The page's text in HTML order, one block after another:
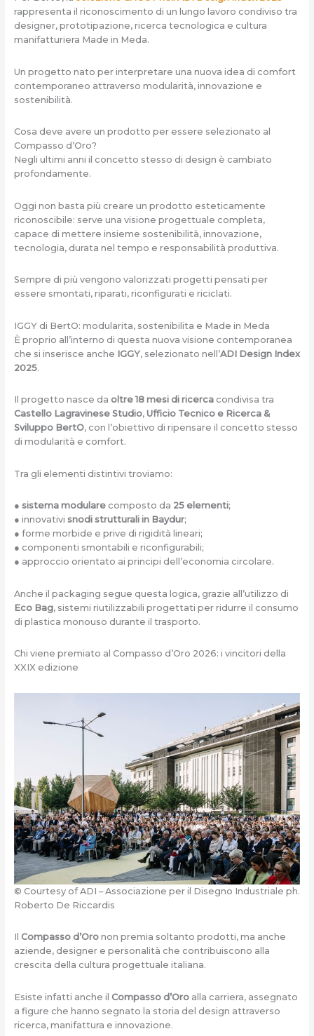
rappresenta il riconoscimento di un lungo lavoro condiviso tra
designer, prototipazione, ricerca tecnologica e cultura
manifatturiera Made in Meda.
Un progetto nato per interpretare una nuova idea di comfort
contemporaneo attraverso modularità, innovazione e
sostenibilità.
Cosa deve avere un prodotto per essere selezionato al
Compasso d’Oro?
Negli ultimi anni il concetto stesso di design è cambiato
profondamente.
Oggi non basta più creare un prodotto esteticamente
riconoscibile: serve una visione progettuale completa,
capace di mettere insieme sostenibilità, innovazione,
tecnologia, durata nel tempo e responsabilità produttiva.
Sempre di più vengono valorizzati progetti pensati per
essere smontati, riparati, riconfigurati e riciclati.
IGGY di BertO: modularita, sostenibilita e Made in Meda
È proprio all’interno di questa nuova visione contemporanea
che si inserisce anche IGGY, selezionato nell’ADI Design Index
2025.
Il progetto nasce da oltre 18 mesi di ricercacondivisa tra
Castello Lagravinese Studio, Ufficio Tecnico e Ricerca &
Sviluppo BertO, con l’obiettivo di ripensare il concetto stesso
di modularità e comfort.
Tra gli elementi distintivi troviamo:
● sistema modulare composto da 25 elementi;
● innovativi snodi strutturali in Baydur;
● forme morbide e prive di rigidità lineari;
● componenti smontabili e riconfigurabili;
● approccio orientato ai principi dell’economia circolare.
Anche il packaging segue questa logica, grazie all’utilizzo di
Eco Bag, sistemi riutilizzabili progettati per ridurre il consumo
di plastica monouso durante il trasporto.
Chi viene premiato al Compasso d’Oro 2026: i vincitori della
XXIX edizione
© Courtesy of ADI – Associazione per il Disegno Industriale ph.
Roberto De Riccardis
Il Compasso d’Oronon premia soltanto prodotti, ma anche
aziende, designer e personalità che contribuiscono alla
crescita della cultura progettuale italiana.
Esiste infatti anche il Compasso d’Oroalla carriera, assegnato
a figure che hanno segnato la storia del design attraverso
ricerca, manifattura e innovazione.